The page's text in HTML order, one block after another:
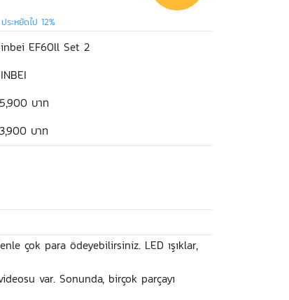
ประหยัดไป 12%
EF60ll Set 2
บาท
บาท
çok para ödeyebilirsiniz. LED ışıklar,
var. Sonunda, birçok parçayı